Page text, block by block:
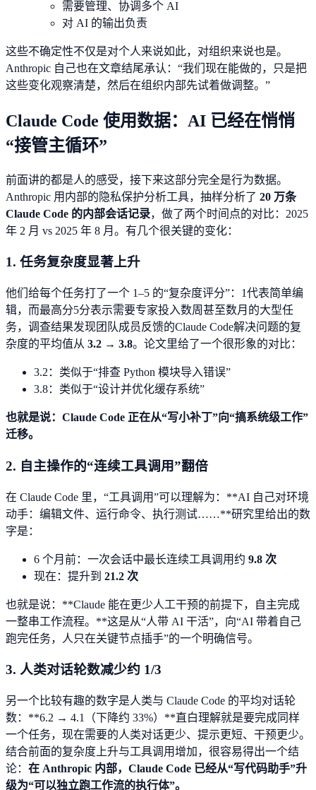
需要管理、协调多个 AI
对 AI 的输出负责
这些不确定性不仅是对个人来说如此，对组织来说也是。
Anthropic 自己也在文章结尾承认：“我们现在能做的，只是把
这些变化观察清楚，然后在组织内部先试着做调整。”
Claude Code 使用数据：AI 已经在悄悄
“接管主循环”
前面讲的都是人的感受，接下来这部分完全是行为数据。
Anthropic 用内部的隐私保护分析工具，抽样分析了 20 万条
Claude Code 的内部会话记录，做了两个时间点的对比：2025
年 2 月 vs 2025 年 8 月。有几个很关键的变化：
1. 任务复杂度显著上升
他们给每个任务打了一个 1–5 的“复杂度评分”：1代表简单编
辑，而最高分5分表示需要专家投入数周甚至数月的大型任
务，调查结果发现团队成员反馈的Claude Code解决问题的复
杂度的平均值从 3.2 → 3.8。论文里给了一个很形象的对比：
3.2：类似于“排查 Python 模块导入错误”
3.8：类似于“设计并优化缓存系统”
也就是说：Claude Code 正在从“写小补丁”向“搞系统级工作”
迁移。
2. 自主操作的“连续工具调用”翻倍
在 Claude Code 里，“工具调用”可以理解为：**AI 自己对环境
动手：编辑文件、运行命令、执行测试……**研究里给出的数
字是：
6 个月前：一次会话中最长连续工具调用约 9.8 次
现在：提升到 21.2 次
也就是说：**Claude 能在更少人工干预的前提下，自主完成
一整串工作流程。**这是从“人带 AI 干活”，向“AI 带着自己
跑完任务，人只在关键节点插手”的一个明确信号。
3. 人类对话轮数减少约 1/3
另一个比较有趣的数字是人类与 Claude Code 的平均对话轮
数：**6.2 → 4.1（下降约 33%）**直白理解就是要完成同样
一个任务，现在需要的人类对话更少、提示更短、干预更少。
结合前面的复杂度上升与工具调用增加，很容易得出一个结
论： 在 Anthropic 内部，Claude Code 已经从“写代码助手”升
级为“可以独立跑工作流的执行体”。